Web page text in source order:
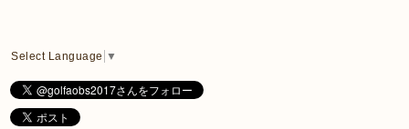
Select Language ▼